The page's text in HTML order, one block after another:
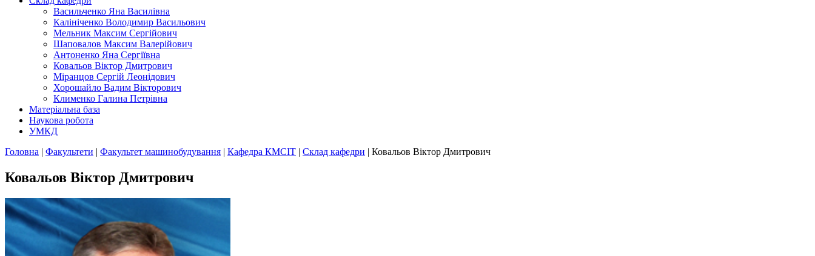
Васильченко Яна Василівна
Калініченко Володимир Васильович
Мельник Максим Сергійович
Шаповалов Максим Валерійович
Антоненко Яна Сергіївна
Ковальов Віктор Дмитрович
Міранцов Сергій Леонідович
Хорошайло Вадим Вікторович
Клименко Галина Петрівна
Матеріальна база
Наукова робота
УМКД
Головна | Факультети | Факультет машинобудування | Кафедра КМСІТ | Склад кафедри | Ковальов Віктор Дмитрович
Ковальов Віктор Дмитрович